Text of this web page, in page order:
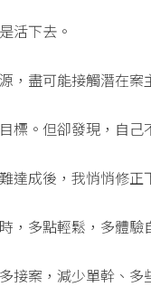
活下去。
，盡可能接觸潛在案
標。但卻發現，自己
達成後，我悄悄修
，多點輕鬆，多體驗
接案，減少單幹、多